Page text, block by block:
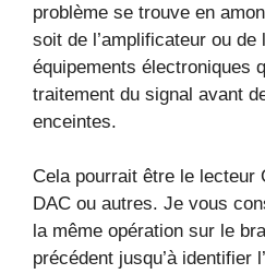
problème se trouve en
soit de l’amplificateur ou de
équipements électroniques
traitement du signal avant
enceintes.
Cela pourrait être le lecteur
DAC ou autres. Je vous
la même opération sur le
précédent jusqu’à identifier